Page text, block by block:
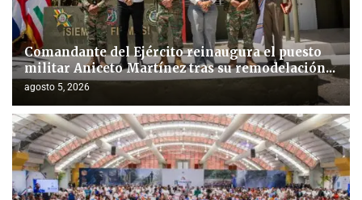
Comandante del Ejército reinaugura el puesto
militar Aniceto Martínez tras su remodelación...
agosto 5, 2026